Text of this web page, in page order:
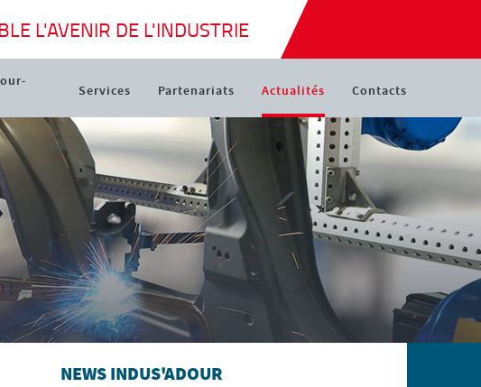
L'AVENIR DE L'INDUSTRIE
Services Partenariats Actualités Contacts
NEWS INDUS'ADOUR